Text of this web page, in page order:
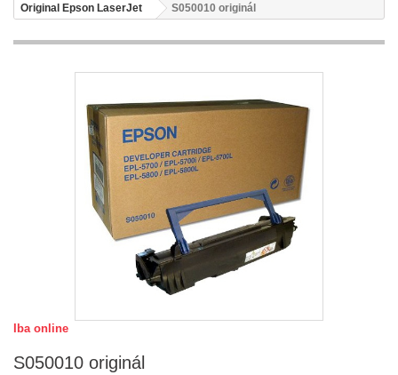
Original Epson LaserJet
S050010 originál
Iba online
S050010 originál